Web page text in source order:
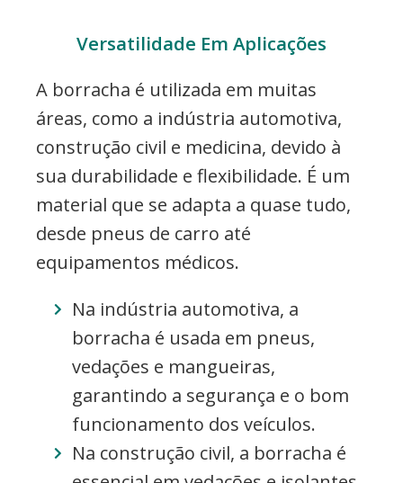
Versatilidade Em Aplicações
A borracha é utilizada em muitas
áreas, como a indústria automotiva,
construção civil e medicina, devido à
sua durabilidade e flexibilidade. É um
material que se adapta a quase tudo,
desde pneus de carro até
equipamentos médicos.
Na indústria automotiva, a
borracha é usada em pneus,
vedações e mangueiras,
garantindo a segurança e o bom
funcionamento dos veículos.
Na construção civil, a borracha é